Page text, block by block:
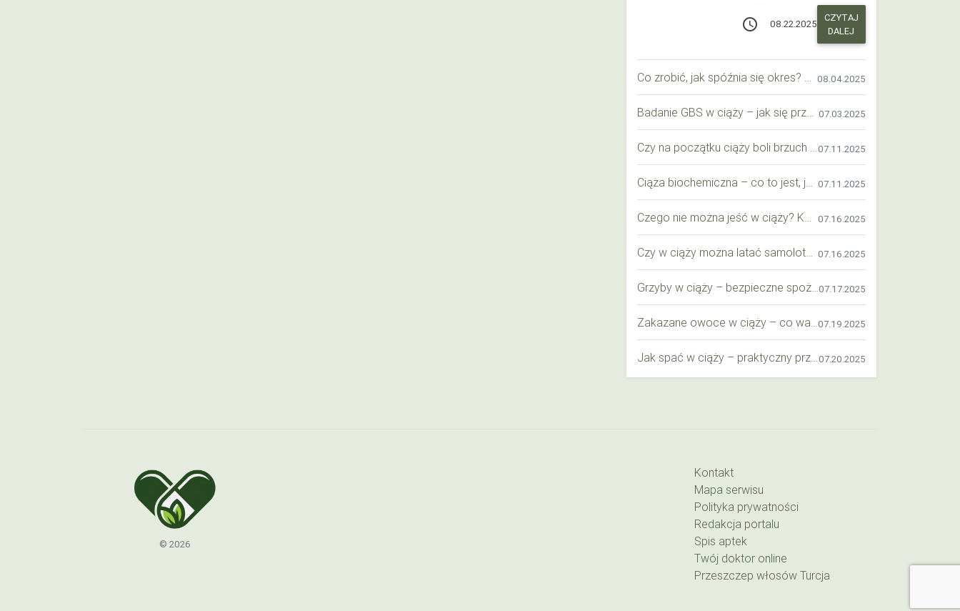
access_time 08.22.2025
CZYTAJ
DALEJ
08.04.2025
07.03.2025
07.11.2025
07.11.2025
07.16.2025
07.16.2025
07.17.2025
07.19.2025
07.20.2025
© 2026
Kontakt
Mapa serwisu
Polityka prywatności
Redakcja portalu
Spis aptek
Twój doktor online
Przeszczep włosów Turcja